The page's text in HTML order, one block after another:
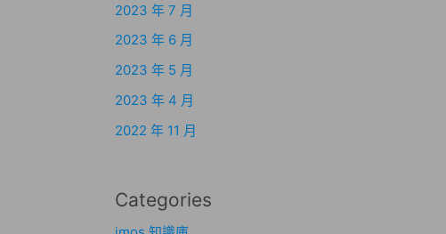
2023 年 7 月
2023 年 6 月
2023 年 5 月
2023 年 4 月
2022 年 11 月
Categories